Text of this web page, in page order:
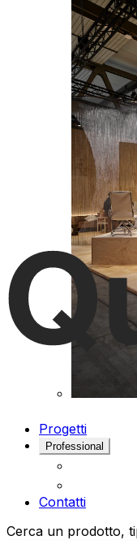
Progetti
Professional
Contatti
Cerca un prodotto,